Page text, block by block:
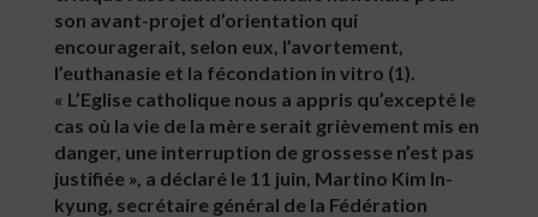
son avant-projet d’orientation qui
encouragerait, selon eux, l’avortement,
l’euthanasie et la fécondation in vitro (1).
« L’Eglise catholique nous a appris qu’excepté le
cas où la vie de la mère serait grièvement mis en
danger, une interruption de grossesse n’est pas
justifiée », a déclaré le 11 juin, Martino Kim In-
kyung, secrétaire général de la Fédération